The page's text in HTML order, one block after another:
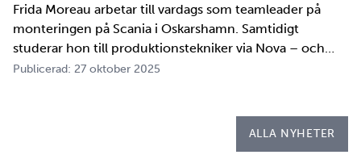
Frida Moreau arbetar till vardags som teamleader på
monteringen på Scania i Oskarshamn. Samtidigt
studerar hon till produktionstekniker via Nova – och
under tio veckor i höst gör hon både sin praktik, även
Publicerad: 27 oktober 2025
ALLA NYHETER